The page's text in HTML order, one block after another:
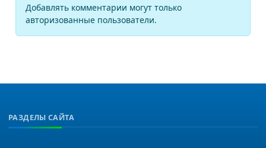
Добавлять комментарии могут только
авторизованные пользователи.
РАЗДЕЛЫ САЙТА